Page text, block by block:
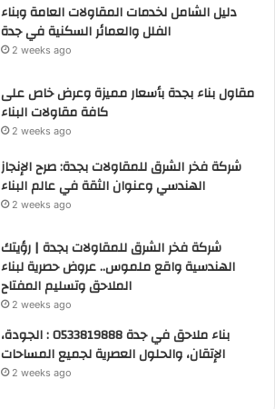
دليل الشامل لخدمات المقاولات العامة وبناء
الفلل والعمائر السكنية في جدة
2 weeks ago
مقاول بناء بجدة بأسعار مميزة وعرض خاص على
كافة مقاولات البناء
2 weeks ago
شركة فخر الشرق للمقاولات بجدة: صرح الإنجاز
الهندسي وعنوان الثقة في عالم البناء
2 weeks ago
شركة فخر الشرق للمقاولات بجدة | رؤيتك
الهندسية واقع ملموس.. عروض حصرية لبناء
الملاحق وتسليم المفتاح
2 weeks ago
بناء ملاحق في جدة 0533819888 : الجودة،
الإتقان، والحلول العصرية لجميع المساحات
2 weeks ago